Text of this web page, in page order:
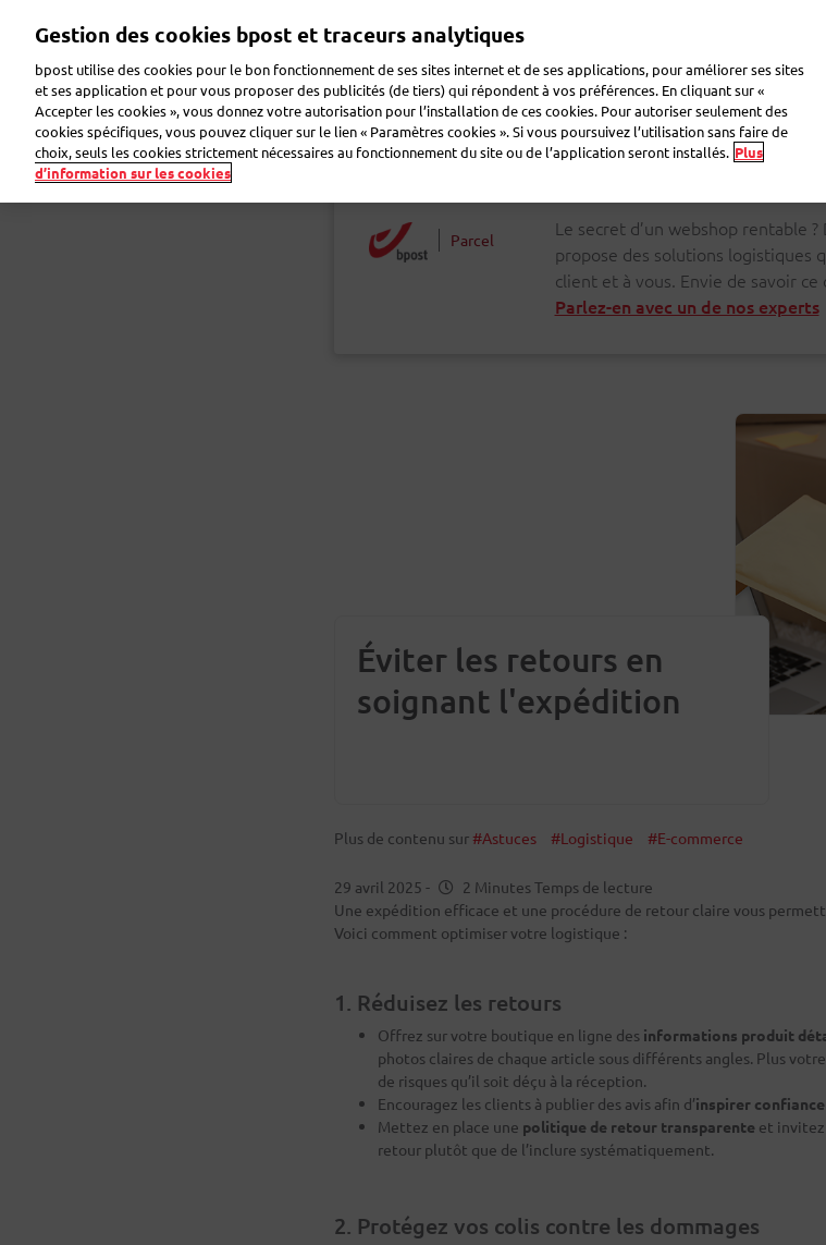
principal
Faire de la publicité Envoyer des colis Envoyer du courrier Recevoir du courrier Logistique
Parcel
Le secret d’un webshop rentable
propose des solutions logistiques
client et à vous. Envie de savoir
Parlez-en avec un de nos experts
Éviter les retours en
soignant l'expédition
Plus de contenu sur #Astuces #Logistique #E-commerce
29 avril 2025 -
2 Minutes Temps de lecture
Une expédition efficace et une procédure de retour claire vous
Voici comment optimiser votre logistique :
1. Réduisez les retours
Offrez sur votre boutique en ligne des informations produit
photos claires de chaque article sous différents angles. Plus
de risques qu’il soit déçu à la réception.
Encouragez les clients à publier des avis afin d’inspirer confiance
Mettez en place une politique de retour transparente et
retour plutôt que de l’inclure systématiquement.
2. Protégez vos colis contre les dommages
Gestion des cookies bpost et traceurs analytiques
bpost utilise des cookies pour le bon fonctionnement de ses sites internet et de ses applications, pour améliorer ses sites
et ses application et pour vous proposer des publicités (de tiers) qui répondent à vos préférences. En cliquant sur «
Accepter les cookies », vous donnez votre autorisation pour l’installation de ces cookies. Pour autoriser seulement des
cookies spécifiques, vous pouvez cliquer sur le lien « Paramètres cookies ». Si vous poursuivez l’utilisation sans faire de
choix, seuls les cookies strictement nécessaires au fonctionnement du site ou de l’application seront installés. Plus
d’information sur les cookies